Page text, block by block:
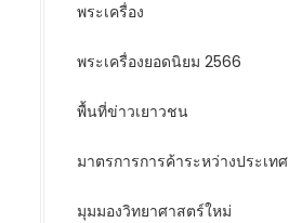
พระเครื่อง
พระเครื่องยอดนิยม 2566
พื้นที่ข่าวเยาวชน
มาตรการการค้าระหว่างประเทศ
มุมมองวิทยาศาสตร์ใหม่